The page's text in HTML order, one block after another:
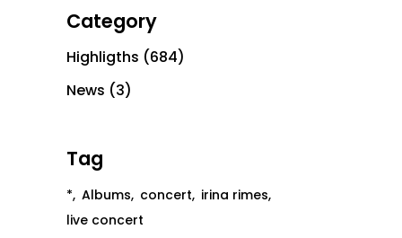
Category
Highligths (684)
News (3)
Tag
* Albums concert irina rimes
live concert